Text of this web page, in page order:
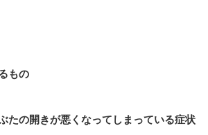
もの
たの開きが悪くなってしまっている症状